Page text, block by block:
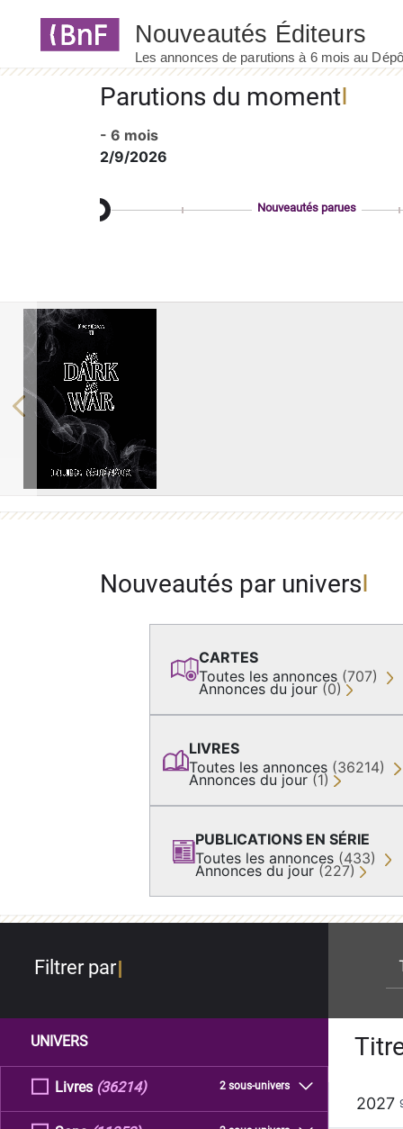
Parutions du moment
- 6 mois
2/9/2026
Nouveautés parues
Previous
Nouveautés par univers
CARTES
Toutes les annonces (707)
Annonces du jour (0)
LIVRES
Toutes les annonces (36214)
Annonces du jour (1)
PUBLICATIONS EN SÉRIE
Toutes les annonces (433)
Annonces du jour (227)
Filtrer par
UNIVERS
Livres 2 sous-univers
(36214)
2027